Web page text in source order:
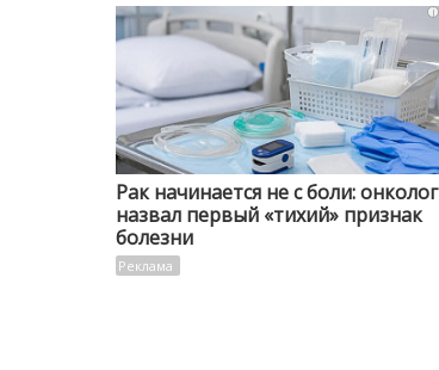
i
Рак начинается не с боли: онколог
назвал первый «тихий» признак
болезни